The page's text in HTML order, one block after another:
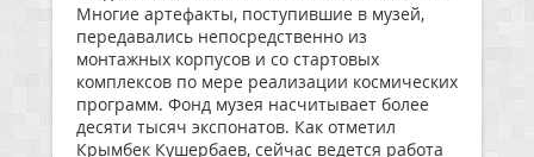
Многие артефакты, поступившие в музей,
передавались непосредственно из
монтажных корпусов и со стартовых
комплексов по мере реализации космических
программ. Фонд музея насчитывает более
десяти тысяч экспонатов. Как отметил
Крымбек Кушербаев, сейчас ведется работа